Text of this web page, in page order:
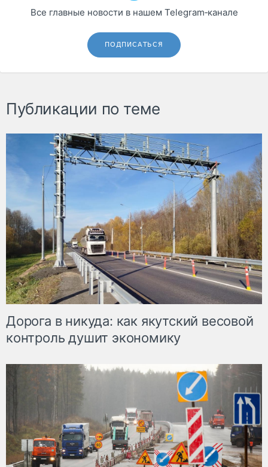
Все главные новости в нашем Telegram‑канале
ПОДПИСАТЬСЯ
Публикации по теме
Дорога в никуда: как якутский весовой
контроль душит экономику